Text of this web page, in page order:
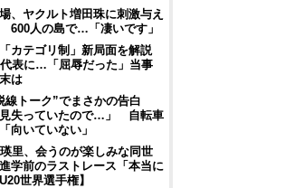
、ヤクルト増田珠に刺激与え
600人の島で…「凄いです」
カテゴリ制」新局面を解説
表に…「屈辱だった」当事
は
線トーク”でまさかの告白
見失っていたので…」 自転車
向いていない」
里、会うのが楽しみな同世
学前のラストレース「本当に
世界選手権】